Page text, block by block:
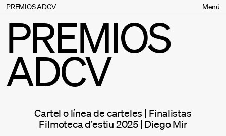
PREMIOS ADCV
Bases
Jurado
Inscripción
Palmarés
Premios especiales
Supporters
Contacto
Menú
PREMIOS
ADCV
Cartel o línea de carteles | Finalistas
Filmoteca d’estiu 2025 | Diego Mir